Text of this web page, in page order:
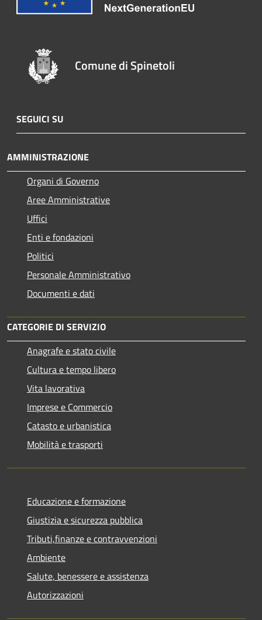
Comune di Spinetoli
SEGUICI SU
AMMINISTRAZIONE
Organi di Governo
Aree Amministrative
Uffici
Enti e fondazioni
Politici
Personale Amministrativo
Documenti e dati
CATEGORIE DI SERVIZIO
Anagrafe e stato civile
Cultura e tempo libero
Vita lavorativa
Imprese e Commercio
Catasto e urbanistica
Mobilità e trasporti
Educazione e formazione
Giustizia e sicurezza pubblica
Tributi,finanze e contravvenzioni
Ambiente
Salute, benessere e assistenza
Autorizzazioni